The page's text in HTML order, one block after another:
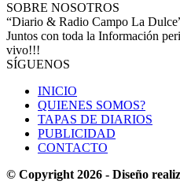
SOBRE NOSOTROS
“Diario & Radio Campo La
Juntos con toda la Información
vivo!!!
SÍGUENOS
INICIO
QUIENES SOMOS?
TAPAS DE DIARIOS
PUBLICIDAD
CONTACTO
© Copyright 2026 - Diseño